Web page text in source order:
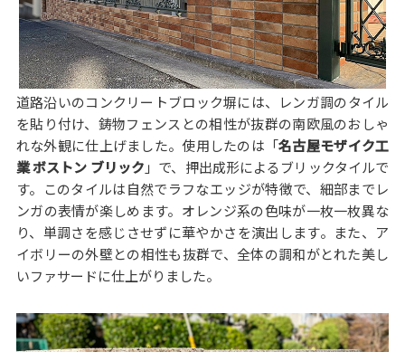
道路沿いのコンクリートブロック塀には、レンガ調のタイル
を貼り付け、鋳物フェンスとの相性が抜群の南欧風のおしゃ
れな外観に仕上げました。使用したのは「名古屋モザイク工
業 ボストン ブリック 」で、押出成形によるブリックタイルで
す。このタイルは自然でラフなエッジが特徴で、細部までレ
ンガの表情が楽しめます。オレンジ系の色味が一枚一枚異な
り、単調さを感じさせずに華やかさを演出します。また、ア
イボリーの外壁との相性も抜群で、全体の調和がとれた美し
いファサードに仕上がりました。